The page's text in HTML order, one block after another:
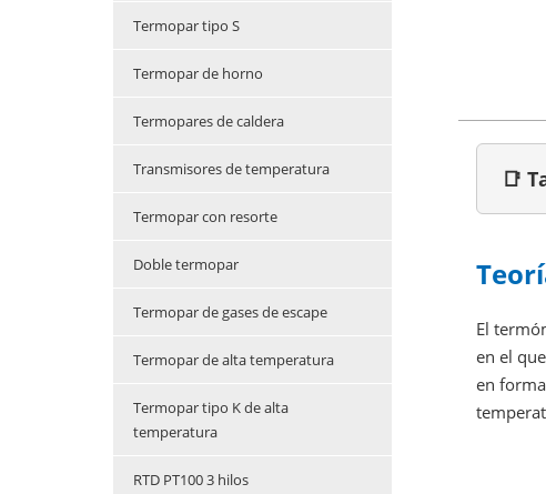
Termopar tipo S
Termopar de horno
Termopares de caldera
Transmisores de temperatura
Termopar con resorte
Doble termopar
Termopar de gases de escape
Termopar de alta temperatura
Termopar tipo K de alta
temperatura
RTD PT100 3 hilos
📑
El
en el
en